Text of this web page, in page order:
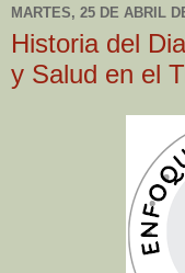
MARTES, 25 DE ABRIL
Historia del
y Salud en el